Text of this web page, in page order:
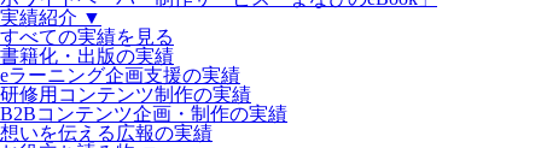
実績紹介 ▼
すべての実績を見る
書籍化・出版の実績
eラーニング企画支援の実績
研修用コンテンツ制作の実績
B2Bコンテンツ企画・制作の実績
想いを伝える広報の実績